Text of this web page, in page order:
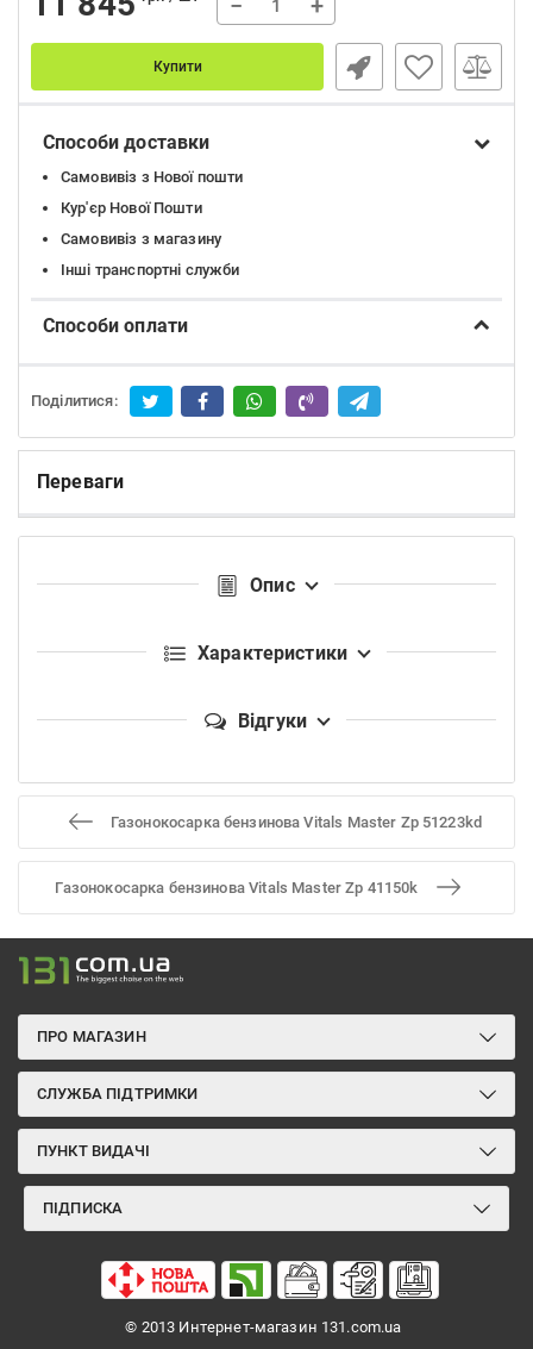
− +
Купити
Способи доставки
Самовивіз з Нової пошти
Кур'єр Нової Пошти
Самовивіз з магазину
Інші транспортні служби
Способи оплати
Поділитися:
Переваги
Опис
Характеристики
Відгуки
Газонокосарка бензинова Vitals Master Zp 51223kd
Газонокосарка бензинова Vitals Master Zp 41150k
ПРО МАГАЗИН
СЛУЖБА ПІДТРИМКИ
ПУНКТ ВИДАЧІ
ПІДПИСКА
© 2013 Интернет-магазин 131.com.ua